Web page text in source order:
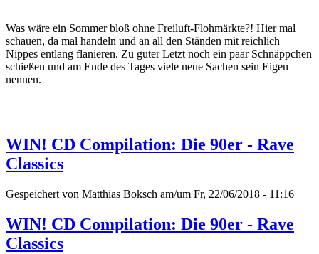
Was wäre ein Sommer bloß ohne Freiluft-Flohmärkte?! Hier mal
schauen, da mal handeln und an all den Ständen mit reichlich
Nippes entlang flanieren. Zu guter Letzt noch ein paar Schnäppchen
schießen und am Ende des Tages viele neue Sachen sein Eigen
nennen.
WIN! CD Compilation: Die 90er - Rave
Classics
Gespeichert von Matthias Boksch am/um Fr, 22/06/2018 - 11:16
WIN! CD Compilation: Die 90er - Rave
Classics